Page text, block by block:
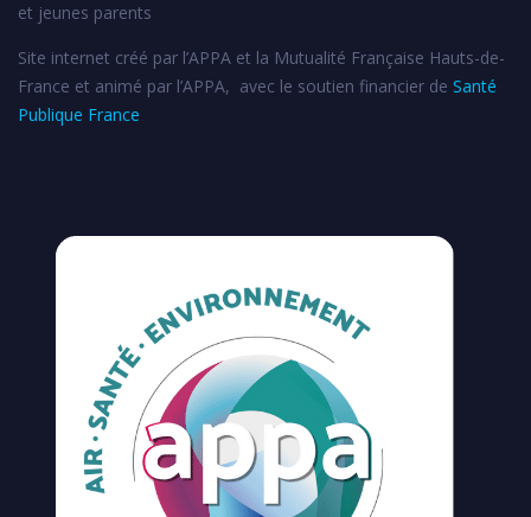
et jeunes parents
Site internet créé par l’APPA et la Mutualité Française Hauts-de-
France et animé par l’APPA, avec le soutien financier de Santé
Publique France